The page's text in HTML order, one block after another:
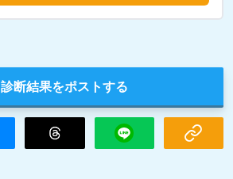
診断結果をポストする